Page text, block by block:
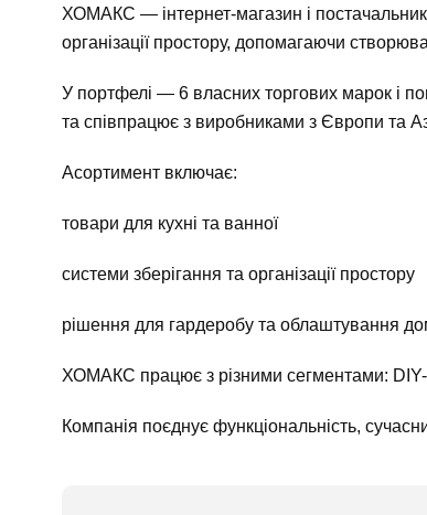
ХОМАКС — інтернет-магазин і постачальник
організації простору, допомагаючи
У портфелі — 6 власних торгових марок і
та співпрацює з виробниками з Європи та
Асортимент включає:
товари для кухні та ванної
системи зберігання та організації простору
рішення для гардеробу та облаштування
ХОМАКС працює з різними сегментами:
Компанія поєднує функціональність,